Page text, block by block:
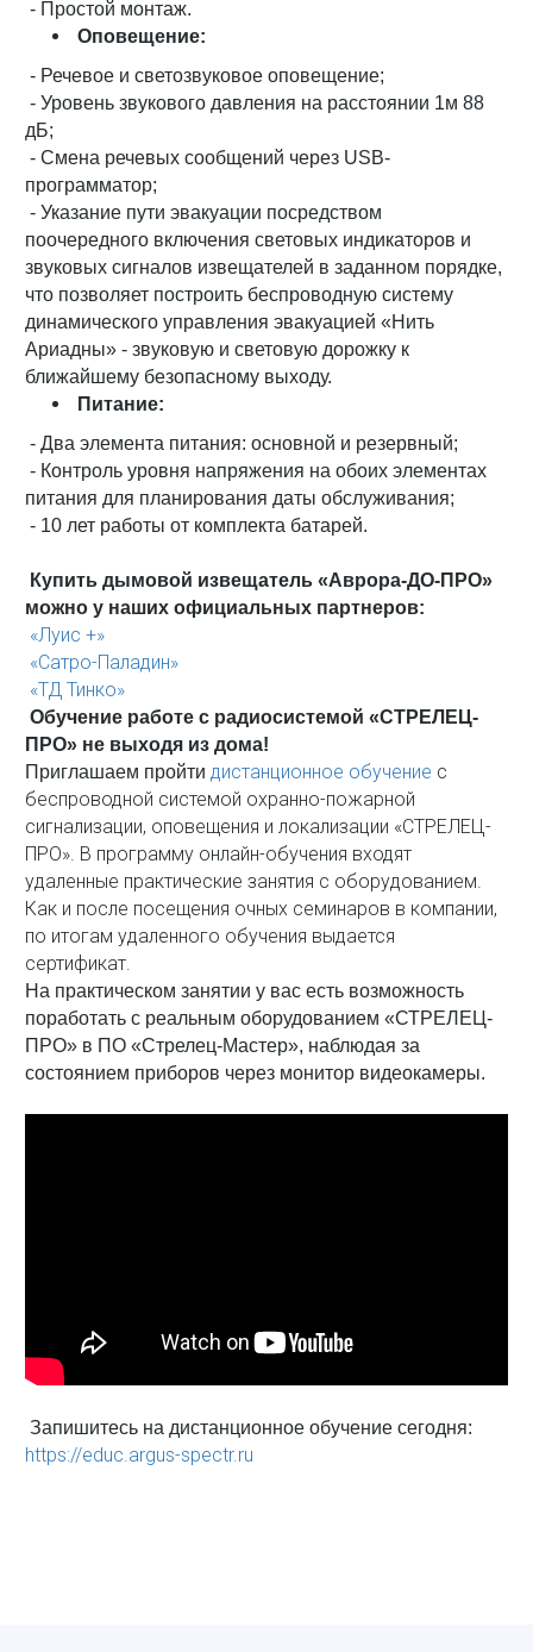
- Простой монтаж.
Оповещение:
- Речевое и светозвуковое оповещение;
- Уровень звукового давления на расстоянии 1м 88
дБ;
- Смена речевых сообщений через USB-
программатор;
- Указание пути эвакуации посредством
поочередного включения световых индикаторов и
звуковых сигналов извещателей в заданном порядке,
что позволяет построить беспроводную систему
динамического управления эвакуацией «Нить
Ариадны» - звуковую и световую дорожку к
ближайшему безопасному выходу.
Питание:
- Два элемента питания: основной и резервный;
- Контроль уровня напряжения на обоих элементах
питания для планирования даты обслуживания;
- 10 лет работы от комплекта батарей.
Купить дымовой извещатель «Аврора-ДО-ПРО»
можно у наших официальных партнеров:
«Луис +»
«Сатро-Паладин»
«ТД Тинко»
Обучение работе с радиосистемой «СТРЕЛЕЦ-
ПРО» не выходя из дома!
Приглашаем пройти дистанционное обучение с
беспроводной системой охранно-пожарной
сигнализации, оповещения и локализации «СТРЕЛЕЦ-
ПРО». В программу онлайн-обучения входят
удаленные практические занятия с оборудованием.
Как и после посещения очных семинаров в компании,
по итогам удаленного обучения выдается
сертификат.
На практическом занятии у вас есть возможность
поработать с реальным оборудованием «СТРЕЛЕЦ-
ПРО» в ПО «Стрелец-Мастер», наблюдая за
состоянием приборов через монитор видеокамеры.
Запишитесь на дистанционное обучение сегодня:
https://educ.argus-spectr.ru